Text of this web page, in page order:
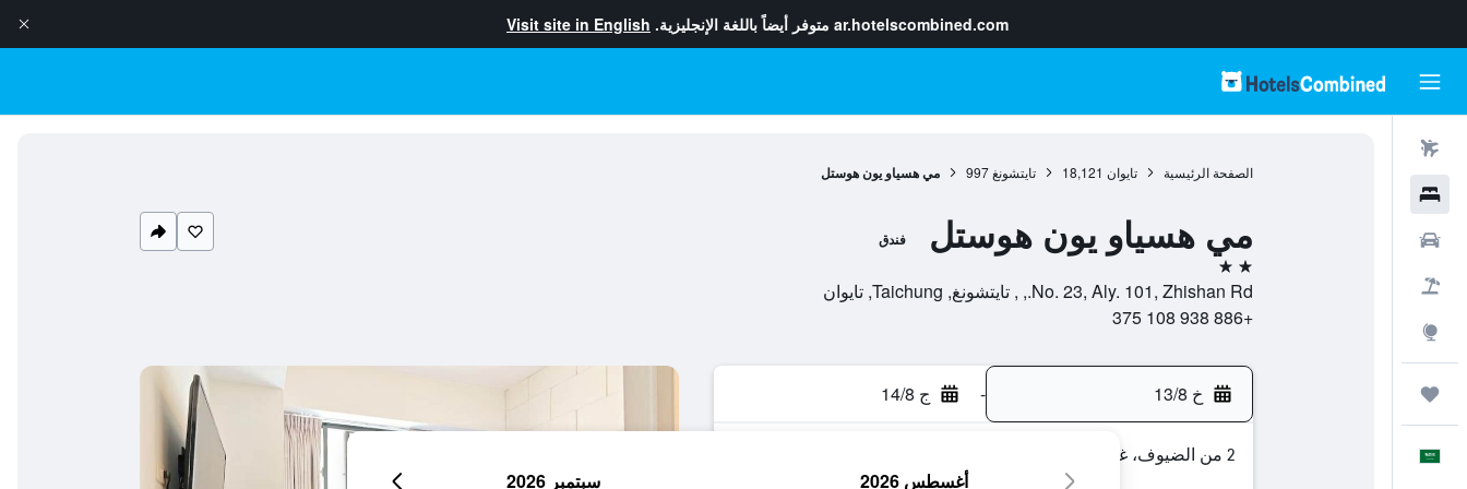
ar.hotelscombined.com متوفر أيضاً باللغة الإنجليزية. Visit site in English
الصفحة الرئيسية تايوان 18,121 تايتشونغ 997 مي هسياو يون هوستل
مي هسياو يون هوستل فندق
2 نجمتين
No. 23, Aly. 101, Zhishan Rd., , تايتشونغ, Taichung, تايوان
+886 938 108 375
خ 13/8 - ج 14/8
2 من الضيوف، غرفة واحدة
أغسطس 2026 سبتمبر 2026